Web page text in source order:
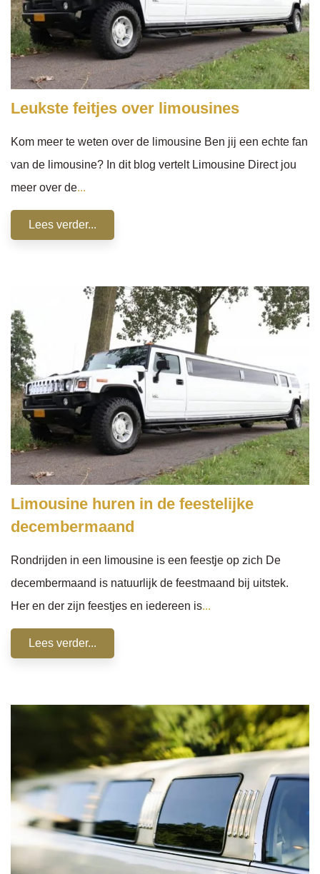
Leukste feitjes over limousines
Kom meer te weten over de limousine Ben jij een echte fan
van de limousine? In dit blog vertelt Limousine Direct jou
meer over de...
Lees verder...
Limousine huren in de feestelijke
decembermaand
Rondrijden in een limousine is een feestje op zich De
decembermaand is natuurlijk de feestmaand bij uitstek.
Her en der zijn feestjes en iedereen is...
Lees verder...